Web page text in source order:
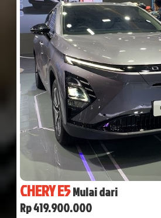
CHERY E5Mulai dari
Rp 419.900.000